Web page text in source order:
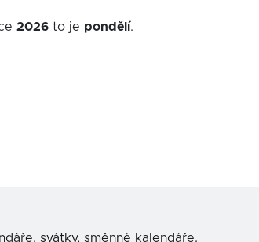
2026 to je pondělí.
svátky, směnné kalendáře.